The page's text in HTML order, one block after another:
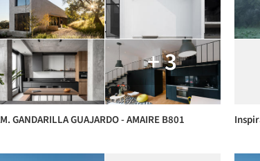
+ 3
GANDARILLA GUAJARDO - AMAIRE B801